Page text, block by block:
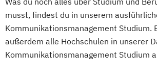
musst, findest du in unserem
Kommunikationsmanagement Studium.
außerdem alle Hochschulen in unserer
Kommunikationsmanagement Studium